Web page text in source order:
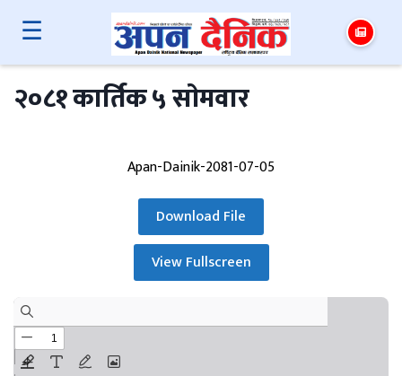
☰
२०८१ कार्तिक ५ साेमवार
Apan-Dainik-2081-07-05
Download File
View Fullscreen